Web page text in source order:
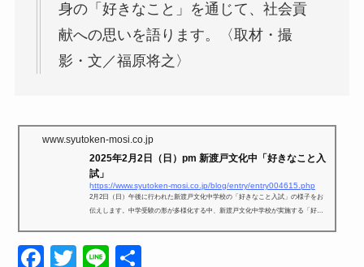
身の「好きなこと」を通じて、社会貢
献への思いを語ります。〈取材・撮
影・文／福原将之〉
www.syutoken-mosi.co.jp
2025年2月2日（日）pm 新渡戸文化中「好きなこと入
試」
https://www.syutoken-mosi.co.jp/blog/entry/entry004615.php
2月2日（日）午後に行われた新渡戸文化中学校の「好きなこと入試」の様子をお
伝えします。中学受験の形が多様化する中、新渡戸文化中学校が実施する「好き
F
T
Li